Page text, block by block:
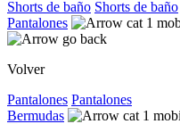
Shorts de baño Shorts de baño
Pantalones
Volver
Pantalones Pantalones
Bermudas